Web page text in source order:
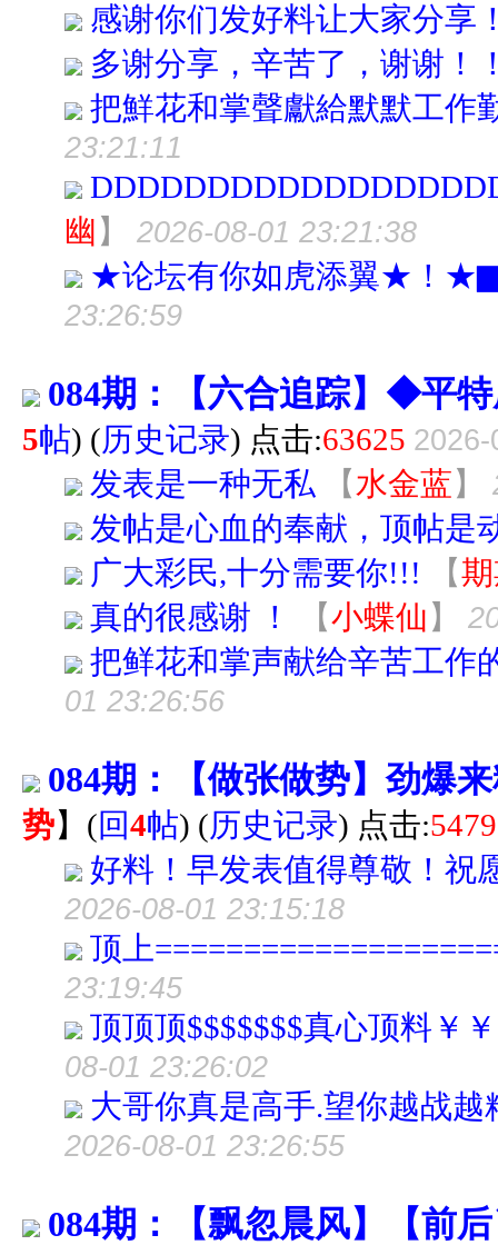
感谢你们发好料让大家分享
多谢分享，辛苦了，谢谢！
把鮮花和掌聲獻給默默工作
23:21:11
幽 】 2026-08-01 23:21:38
★论坛有你如虎添翼★
23:26:59
084期：【六合追踪】◆平
5帖) (历史记录) 点击:63625
发表是一种无私 【水金蓝】
发帖是心血的奉献，顶帖是
广大彩民,十分需要你!!!
【
真的很感谢 ！
【小蝶仙 】
把鲜花和掌声献给辛苦工作
01 23:26:56
084期：【做张做势】劲爆
势】 (回4帖) (历史记录) 点击:
好料！早发表值得尊敬！祝
2026-08-01 23:15:18
顶上
23:19:45
顶顶顶$$$$$$$真心顶料￥
08-01 23:26:02
大哥你真是高手.望你越战
2026-08-01 23:26:55
084期：【飘忽晨风】【前